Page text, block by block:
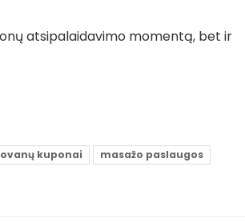
atsipalaidavimo momentą, bet ir
kuponai
masažo paslaugos